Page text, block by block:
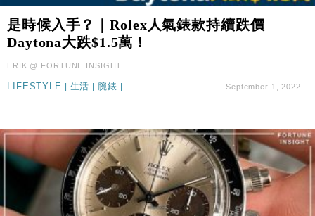
是時候入手？｜Rolex人氣錶款持續跌價
Daytona大跌$1.5萬！
ERIK @ FORTUNE INSIGHT
LIFESTYLE | 生活 | 腕錶 | September 1, 2022